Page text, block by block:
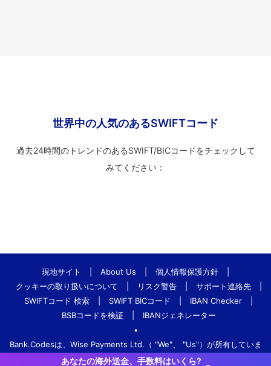
世界中の人気のあるSWIFTコード
過去24時間のトレンドのあるSWIFT/BICコードをチェックして
みてください：
現地サイト About Us 個人情報保護方針
クッキーの取り扱いについて
リスク警告 サポート連絡先
SWIFTコード 検索
SWIFT BICコード IBAN Checker
BSBコードを検証
IBANジェネレーター
•
Bank.Codesは、Wise Payments Ltd.（ "We"、 "Us"）が所有していま
す。
あなたの海外送金、手数料はいくら?